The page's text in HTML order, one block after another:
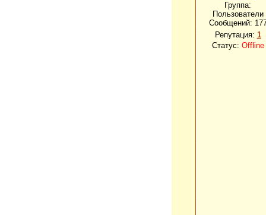
Группа:
Пользователи
Сообщений:
Репутация: 1
Статус: Offline